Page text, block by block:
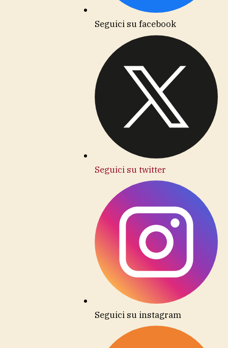
Seguici su facebook
Seguici su twitter
Seguici su instagram